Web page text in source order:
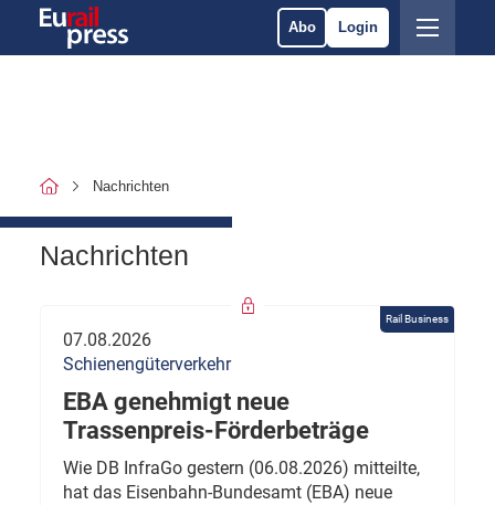
Abo Login
Nachrichten
Nachrichten
Rail Business
07.08.2026
Schienengüterverkehr
EBA genehmigt neue
Trassenpreis-Förderbeträge
Wie DB InfraGo gestern (06.08.2026) mitteilte,
hat das Eisenbahn-Bundesamt (EBA) neue